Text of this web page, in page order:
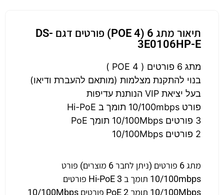
תיאור מתג 6 (4 POE) פורטים דגם DS-
3E0106HP-E
מתג 6 פורטים ( 4 POE )
בנוי להתקנת מצלמות (מותאם להעברת ודיאו)
בעל יציאת VIP הנותנת עדיפות
פורט 10/100mbps תומך ב Hi-PoE
3 פורטים 10/100Mbps תומך PoE
2 פורטים 10/100Mbps
מתג 6 פורטים (ניתן לחבר 6 מוצרים) פורט
10/100mbps תומך ב Hi-PoE 3 פורטים
10/100Mbps תומך PoE 2 פורטים 10/100Mbps